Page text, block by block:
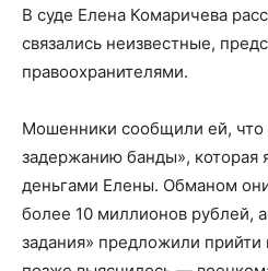
В суде Елена Комаричева
связались неизвестные,
правоохранителями.
Мошенники сообщили ей, что
задержанию банды», которая
деньгами Елены. Обманом
более 10 миллионов рублей,
задания» предложили